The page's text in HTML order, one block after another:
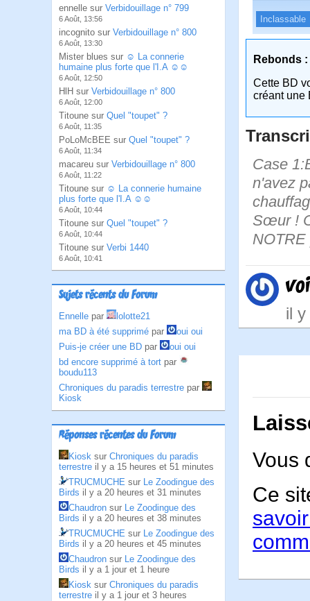
ennelle sur Verbidouillage n° 799
6 Août, 13:56
incognito sur Verbidouillage n° 800
6 Août, 13:30
Mister blues sur ☺ La connerie
humaine plus forte que l'I.A ☺☺
6 Août, 12:50
HlH sur Verbidouillage n° 800
6 Août, 12:00
Titoune sur Quel "toupet" ?
6 Août, 11:35
PoLoMcBEE sur Quel "toupet" ?
6 Août, 11:34
macareu sur Verbidouillage n° 800
6 Août, 11:22
Titoune sur ☺ La connerie humaine
plus forte que l'I.A ☺☺
6 Août, 10:44
Titoune sur Quel "toupet" ?
6 Août, 10:44
Titoune sur Verbi 1440
6 Août, 10:41
Sujets récents du Forum
Ennelle par
lolotte21
ma BD à été supprimé par
oui oui
Puis-je créer une BD par
oui oui
bd encore supprimé à tort par
boudu113
Chroniques du paradis terrestre par
Kiosk
Réponses récentes du Forum
Kiosk sur Chroniques du paradis
terrestre il y a 15 heures et 51 minutes
TRUCMUCHE sur Le Zoodingue des
Birds il y a 20 heures et 31 minutes
Chaudron sur Le Zoodingue des
Birds il y a 20 heures et 38 minutes
TRUCMUCHE sur Le Zoodingue des
Birds il y a 20 heures et 45 minutes
Chaudron sur Le Zoodingue des
Birds il y a 1 jour et 1 heure
Kiosk sur Chroniques du paradis
terrestre il y a 1 jour et 3 heures
Inclassable
Rebonds :
Cette BD
créant une
Case
n'avez
Sœur !
NOTRE
il y
Vous
Ce